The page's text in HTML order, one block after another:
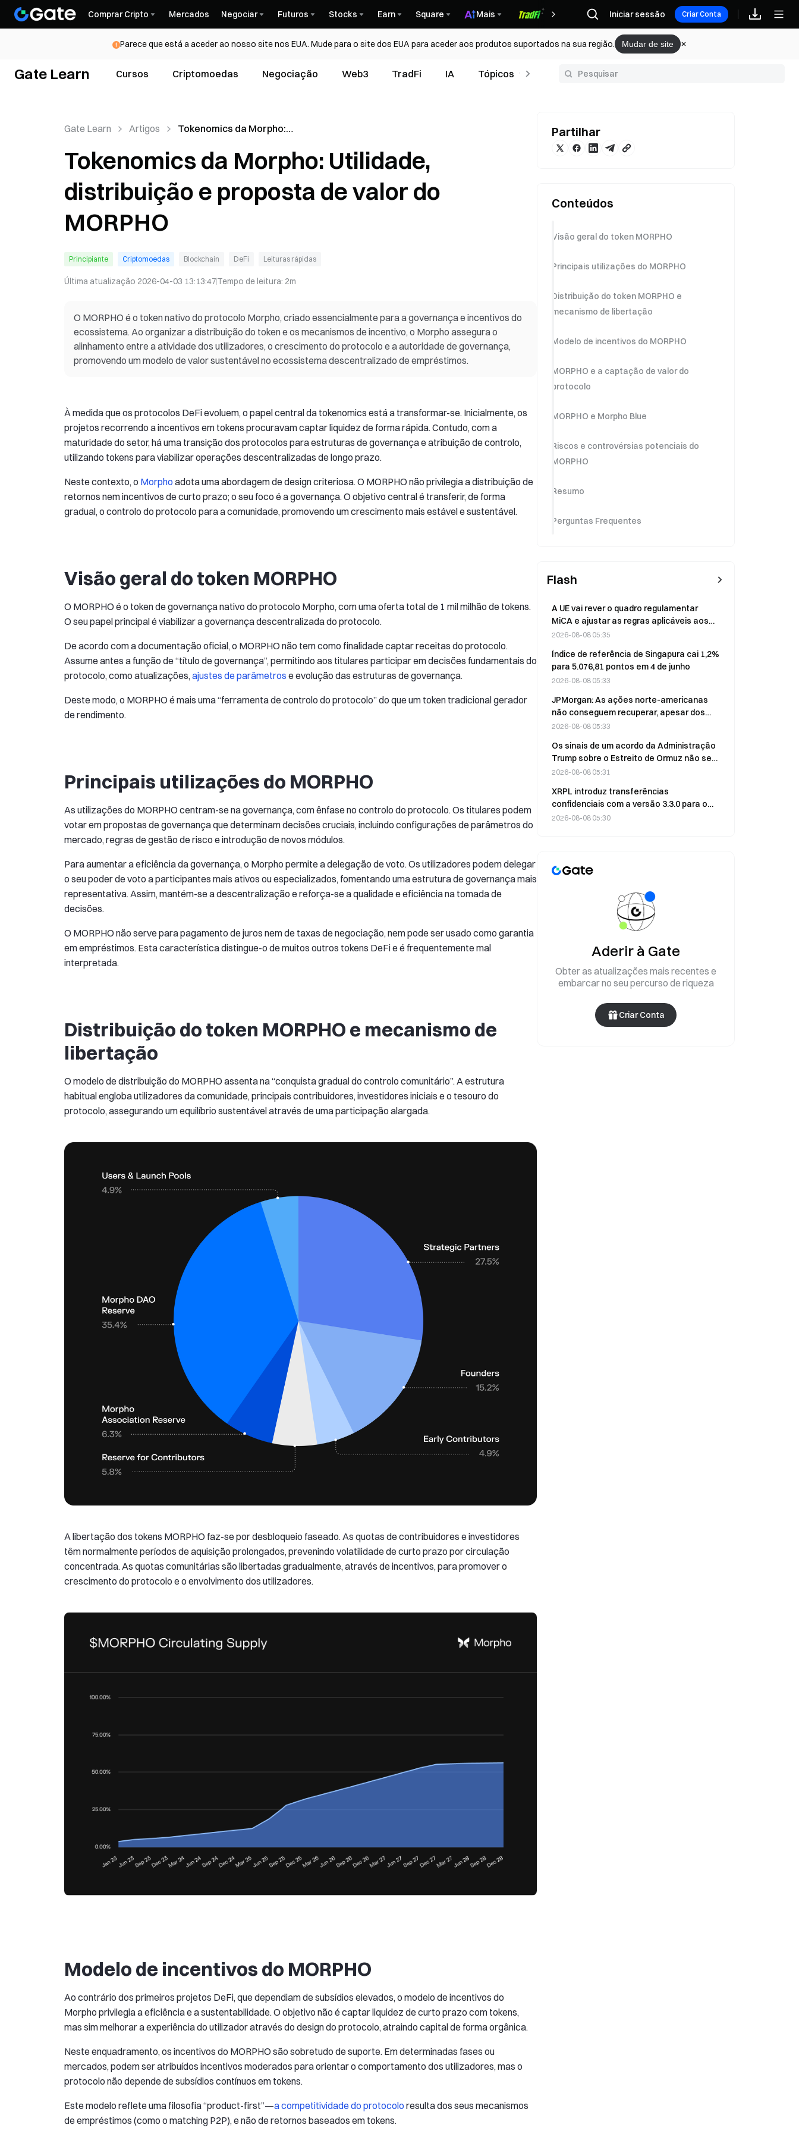
Comprar Cripto Mercados Negociar Futuros Stocks Earn Square Mais Recompensas
Iniciar sessão Criar Conta
Parece que está a aceder ao nosso site nos EUA. Mude para o site dos EUA para aceder aos produtos suportados na sua região. Mudar de site
Gate Learn Cursos Criptomoedas Negociação Web3 TradFi IA Tópicos Glossário
Gate Learn Artigos
Tokenomics da Morpho:
proposta de valor do
MORPHO
Tokenomics da Morpho: Utilidade,
distribuição e proposta de valor do
MORPHO
Principiante Criptomoedas Blockchain DeFi Leituras rápidas
Última atualização 2026-04-03 13:13:47Tempo de leitura: 2m
O MORPHO é o token nativo do protocolo Morpho, criado essencialmente para a governança e incentivos do
ecossistema. Ao organizar a distribuição do token e os mecanismos de incentivo, o Morpho assegura o
alinhamento entre a atividade dos utilizadores, o crescimento do protocolo e a autoridade de governança,
promovendo um modelo de valor sustentável no ecossistema descentralizado de empréstimos.
À medida que os protocolos DeFi evoluem, o papel central da tokenomics está a transformar-se. Inicialmente, os
projetos recorrendo a incentivos em tokens procuravam captar liquidez de forma rápida. Contudo, com a
maturidade do setor, há uma transição dos protocolos para estruturas de governança e atribuição de controlo,
utilizando tokens para viabilizar operações descentralizadas de longo prazo.
Neste contexto, o Morpho adota uma abordagem de design criteriosa. O MORPHO não privilegia a distribuição de
retornos nem incentivos de curto prazo; o seu foco é a governança. O objetivo central é transferir, de forma
gradual, o controlo do protocolo para a comunidade, promovendo um crescimento mais estável e sustentável.
Visão geral do token MORPHO
O MORPHO é o token de governança nativo do protocolo Morpho, com uma oferta total de 1 mil milhão de tokens.
O seu papel principal é viabilizar a governança descentralizada do protocolo.
De acordo com a documentação oficial, o MORPHO não tem como finalidade captar receitas do protocolo.
Assume antes a função de “título de governança”, permitindo aos titulares participar em decisões fundamentais do
protocolo, como atualizações,ajustes de parâmetros e evolução das estruturas de governança.
Deste modo, o MORPHO é mais uma “ferramenta de controlo do protocolo” do que um token tradicional gerador
de rendimento.
Principais utilizações do MORPHO
As utilizações do MORPHO centram-se na governança, com ênfase no controlo do protocolo. Os titulares podem
votar em propostas de governança que determinam decisões cruciais, incluindo configurações de parâmetros do
mercado, regras de gestão de risco e introdução de novos módulos.
Para aumentar a eficiência da governança, o Morpho permite a delegação de voto. Os utilizadores podem delegar
o seu poder de voto a participantes mais ativos ou especializados, fomentando uma estrutura de governança mais
representativa. Assim, mantém-se a descentralização e reforça-se a qualidade e eficiência na tomada de
decisões.
O MORPHO não serve para pagamento de juros nem de taxas de negociação, nem pode ser usado como garantia
em empréstimos. Esta característica distingue-o de muitos outros tokens DeFi e é frequentemente mal
interpretada.
Distribuição do token MORPHO e mecanismo de
libertação
O modelo de distribuição do MORPHO assenta na “conquista gradual do controlo comunitário”. A estrutura
habitual engloba utilizadores da comunidade, principais contribuidores, investidores iniciais e o tesouro do
protocolo, assegurando um equilíbrio sustentável através de uma participação alargada.
A libertação dos tokens MORPHO faz-se por desbloqueio faseado. As quotas de contribuidores e investidores
têm normalmente períodos de aquisição prolongados, prevenindo volatilidade de curto prazo por circulação
concentrada. As quotas comunitárias são libertadas gradualmente, através de incentivos, para promover o
crescimento do protocolo e o envolvimento dos utilizadores.
Modelo de incentivos do MORPHO
Ao contrário dos primeiros projetos DeFi, que dependiam de subsídios elevados, o modelo de incentivos do
Morpho privilegia a eficiência e a sustentabilidade. O objetivo não é captar liquidez de curto prazo com tokens,
mas sim melhorar a experiência do utilizador através do design do protocolo, atraindo capital de forma orgânica.
Neste enquadramento, os incentivos do MORPHO são sobretudo de suporte. Em determinadas fases ou
mercados, podem ser atribuídos incentivos moderados para orientar o comportamento dos utilizadores, mas o
protocolo não depende de subsídios contínuos em tokens.
Este modelo reflete uma filosofia “product-first”—a competitividade do protocolo resulta dos seus mecanismos
de empréstimos (como o matching P2P), e não de retornos baseados em tokens.
Partilhar
Conteúdos
Visão geral do token MORPHO
Principais utilizações do MORPHO
Distribuição do token MORPHO e
mecanismo de libertação
Modelo de incentivos do MORPHO
MORPHO e a captação de valor do
protocolo
MORPHO e Morpho Blue
Riscos e controvérsias potenciais do
MORPHO
Resumo
Perguntas Frequentes
Flash
A UE vai rever o quadro regulamentar
MiCA e ajustar as regras aplicáveis aos
emissores de stablecoins sediados fora
2026-08-08 05:35
Índice de referência de Singapura cai 1,2%
para 5.076,81 pontos em 4 de junho
2026-08-08 05:33
JPMorgan: As ações norte-americanas
não conseguem recuperar, apesar dos
fortes resultados do 2.º trimestre,
às despesas de capital
2026-08-08 05:33
Os sinais de um acordo da Administração
Trump sobre o Estreito de Ormuz não se
concretizam esta semana, deixando os
2026-08-08 05:31
XRPL introduz transferências
confidenciais com a versão 3.3.0 para o
mercado de ativos tokenizados $530M
2026-08-08 05:30
Aderir à Gate
Obter as atualizações mais recentes e
embarcar no seu percurso de riqueza
Criar Conta